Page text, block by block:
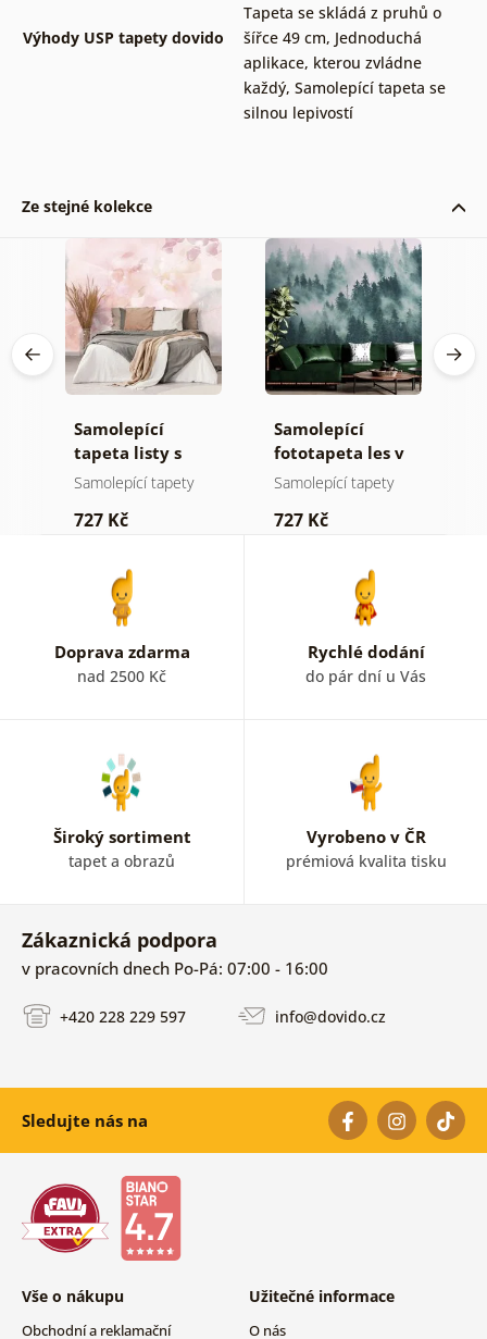
Výhody USP tapety dovido
Tapeta se skládá z pruhů o
šířce 49 cm, Jednoduchá
aplikace, kterou zvládne
každý, Samolepící tapeta se
silnou lepivostí
Ze stejné kolekce
Samolepící
tapeta listy s
pastelovým
Samolepící tapety
727 Kč
Samolepící
fototapeta les v
mlze
Samolepící tapety
727 Kč
Doprava zdarma
nad 2500 Kč
Rychlé dodání
do pár dní u Vás
Široký sortiment
tapet a obrazů
Vyrobeno v ČR
prémiová kvalita tisku
Zákaznická podpora
v pracovních dnech Po-Pá: 07:00 - 16:00
+420 228 229 597 info@dovido.cz
Sledujte nás na
Vše o nákupu
Obchodní a reklamační
Užitečné informace
O nás